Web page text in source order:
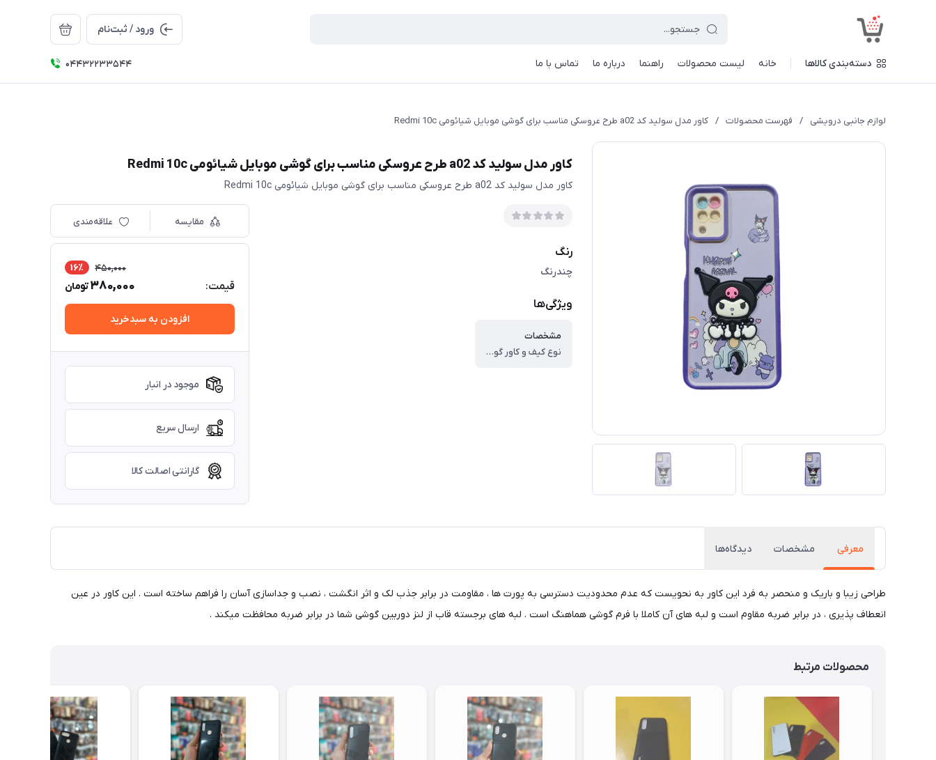
ورود / ثبت‌نام
دسته‌بندی کالاها خانه لیست محصولات راهنما درباره ما تماس با ما 04432233544
لوازم جانبی درویشی / فهرست محصولات / کاور مدل سولید کد a02 طرح عروسکی مناسب برای گوشی موبایل شیائومی Redmi 10c
کاور مدل سولید کد a02 طرح عروسکی مناسب برای گوشی موبایل شیائومی Redmi 10c
کاور مدل سولید کد a02 طرح عروسکی مناسب برای گوشی موبایل شیائومی Redmi 10c
رنگ
چندرنگ
ویژگی‌ها
مشخصات
نوع کیف و کاور گوشی ، کاور ، وزن ، ۶۰ گرم ، سازگار با گوشی موبایل ، Xiaomi Redmi ۱۰c ، ساختار ، مات ، سطح پوشش ، حفاظت از دکمه‌ها ، لبه راست ، لبه چپ ، لبه پایینی ، لبه بالایی ، قاب پشتی
مقایسه علاقه‌مندی
قیمت:
450,000 16٪
380,000تومان
افزودن به سبدخرید
موجود در انبار
ارسال سریع
گارانتی اصالت کالا
معرفی مشخصات دیدگاه‌ها
طراحی زیبا و باریک و منحصر به فرد این کاور به نحویست که عدم محدودیت دسترسی به پورت ها ، مقاومت در برابر جذب لک و اثر انگشت ، نصب و جداسازی آسان را فراهم ساخته است . این کاور در عین
انعطاف پذیری ، در برابر ضربه مقاوم است و لبه های آن کاملا با فرم گوشی هماهنگ است . لبه های برجسته قاب از لنز دوربین گوشی شما در برابر ضربه محافظت میکند .
محصولات مرتبط